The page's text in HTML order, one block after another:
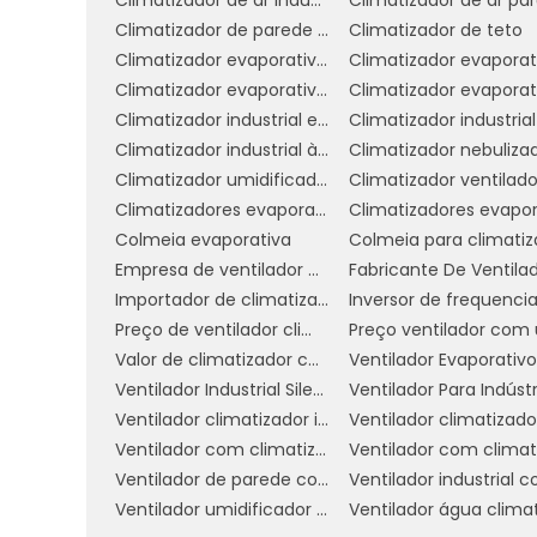
conforto em qualquer ambiente.
DICAS PARA ESCOLHER
Escolher o ventilador climatizador
algumas dicas práticas, você pode
necessidades específicas. Aqui estão
1. Avalie o Tamanho do Ambiente:
considerar o tamanho do espaço
menores são adequados para
são necessárias para áreas maiores,
2. Verifique a Capacidade de
essencial a ser considerado. Procure
podem cobrir. Isso garantirá que você
espaço, evitando a sensação de
Climatizador de parede comercial
Climatizador de teto
Climatizador evaporativo de parede preço
Climatizador evaporativo portátil preço
Climatizador industrial evaporativo
Climatizador industrial à venda
Climatizador
Climatizador umidificador ventilador
Climatizador
Climatizadores evaporativo comercial e industrial
Colmeia evaporativa
Empresa de ventilador climatizador industrial
Importador de climatizador
Preço de ventilador climatizador industrial
Valor de climatizador com névoa
Ventilador Industrial Silencioso
Ventilador Para
Ventilador climatizador industrial
Ventilador com climatizador
Ventilador de parede com climatizador
Ventilador umidificador industrial